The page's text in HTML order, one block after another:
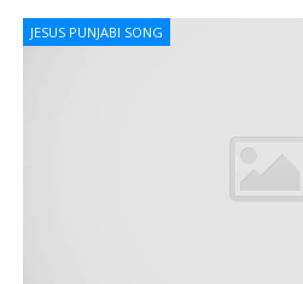
JESUS PUNJABI SONG